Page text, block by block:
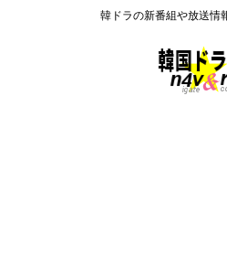
韓ドラの新番組や放送情